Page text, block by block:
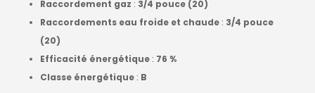
Raccordement gaz : 3/4 pouce (20)
Raccordements eau froide et chaude: 3/4 pouce
(20)
Efficacité énergétique: 76 %
Classe énergétique: B